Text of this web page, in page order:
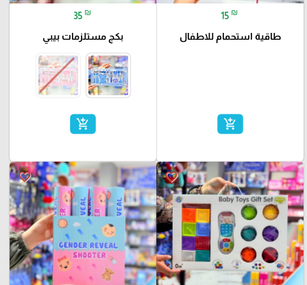
15 ₪
طاقية استحمام للاطفال
add_shopping_cart
35 ₪
بكج مستلزمات بيبي
add_shopping_cart
favorite_border
favorite_border